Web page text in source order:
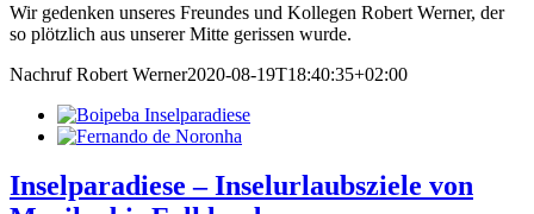
Wir gedenken unseres Freundes und Kollegen Robert Werner, der
so plötzlich aus unserer Mitte gerissen wurde.
Nachruf Robert Werner2020-08-19T18:40:35+02:00
Inselparadiese – Inselurlaubsziele von